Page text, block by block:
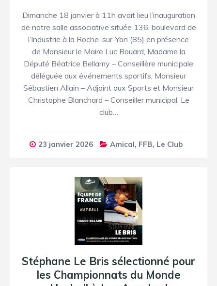
Dimanche 18 janvier à 11h avait lieu l’inauguration
de notre salle associative située 136, boulevard de
l’Industrie à la Roche-sur-Yon (85) en présence
de Monsieur le Maire Luc Bouard, Madame la
Député Béatrice Bellamy – Conseillère municipale
déléguée aux événements sportifs, Monsieur
Sébastien Allain – Adjoint aux Sports et Monsieur
Christophe Blanchard – Conseiller municipal. Le
club…
23 janvier 2026 Amical, FFB, Le Club
Stéphane Le Bris sélectionné pour
les Championnats du Monde